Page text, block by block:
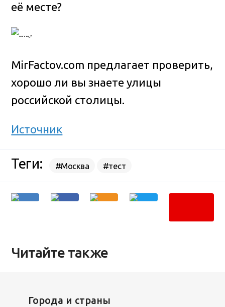
её месте?
MirFactov.com предлагает проверить,
хорошо ли вы знаете улицы
российской столицы.
Источник
Теги: #Москва #тест
Читайте также
Города и страны